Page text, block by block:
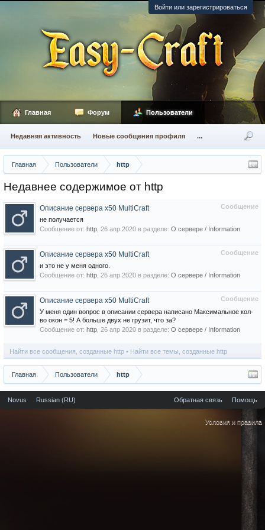
Войти или зарегистрироваться
Главная Пользователи http
Недавнее содержимое от http
Сообщение
Описание сервера х50 MultiCraft
не получается
Сообщение от: http 26 апр 2020 в разделе: О сервере / Information
Сообщение
Описание сервера х50 MultiCraft
и это не у меня одного.
Сообщение от: http 26 апр 2020 в разделе: О сервере / Information
Сообщение
Описание сервера х50 MultiCraft
У меня один вопрос в описании сервера написано Максимальное кол-
во окон = 5! А больше двух не грузит, что за?
Сообщение от: http 26 апр 2020 в разделе: О сервере / Information
Найти все сообщения, созданные http Найти все темы, созданные http
Главная Пользователи http
Главная Форум Пользователи
Недавняя активность Новые сообщения профиля ...
Novus Russian (RU) Обратная связь Помощь
Условия и правила